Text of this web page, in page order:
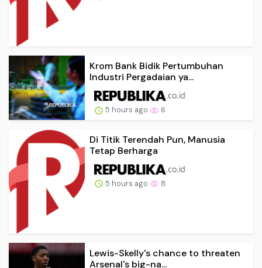
Krom Bank Bidik Pertumbuhan
Industri Pergadaian ya...
5 hours ago 6
Di Titik Terendah Pun, Manusia
Tetap Berharga
5 hours ago 8
Lewis-Skelly's chance to threaten
Arsenal's big-na...